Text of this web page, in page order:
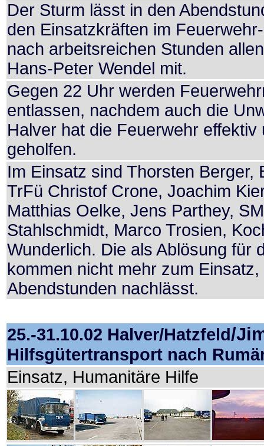
Der Sturm lässt in den
den Einsatzkräften im
nach arbeitsreichen Stunden
Hans-Peter Wendel mit.
Gegen 22 Uhr werden
entlassen, nachdem auch die
Halver hat die Feuerwehr
geholfen.
Im Einsatz sind Thorsten
TrFü Christof Crone, Joachim
Matthias Oelke, Jens Parthey,
Stahlschmidt, Marco Trosien,
Wunderlich. Die als Ablösung für
kommen nicht mehr zum
Abendstunden nachlässt.
25.-31.10.02 Halver/Hatzfeld/
Hilfsgütertransport nach
Einsatz, Humanitäre Hilfe